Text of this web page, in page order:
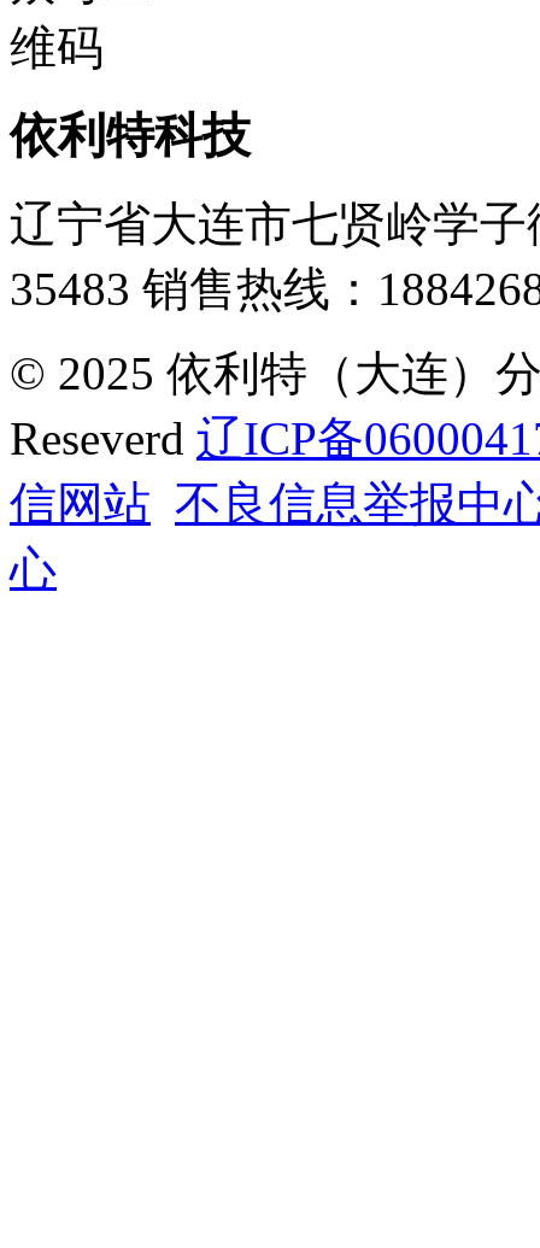
依利特科技
辽宁省大连市七贤岭学子
35483 销售热线：
© 2025 依利特（大连）
Reseverd 辽ICP备
信网站 不良信息举报中
心